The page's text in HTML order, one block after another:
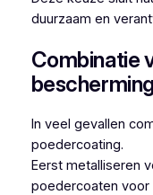
duurzaam en
Combinatie
In veel gevallen
poedercoating.
Eerst metalliseren
poedercoaten voor